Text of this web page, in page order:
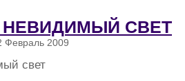
НЕВИДИМЫЙ СВЕТ
Февраль 2009
свет